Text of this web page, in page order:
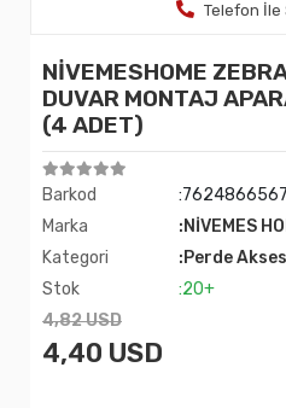
Telefon İle
NİVEMESHOME
DUVAR MONTAJ
(4 ADET)
Barkod
Marka
:NİVEMES
Kategori
:Perde
Stok
:20+
4,82 USD
4,40 USD